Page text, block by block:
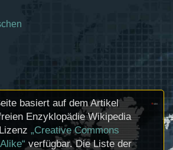
basiert auf dem Artikel
Enzyklopädie Wikipedia
„Creative Commons
verfügbar. Die Liste der